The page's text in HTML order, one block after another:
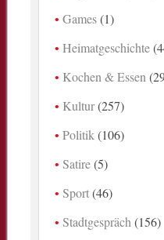
Games(1)
Heimatgeschichte
Kochen & Essen
Kultur(257)
Politik (106)
Satire(5)
Sport(46)
Stadtgespräch (156)